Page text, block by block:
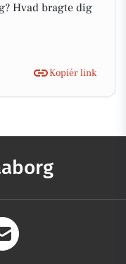
Hvad bragte dig
Kopiér link